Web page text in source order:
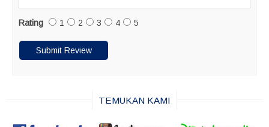
Rating 1 2 3 4 5
TEMUKAN KAMI